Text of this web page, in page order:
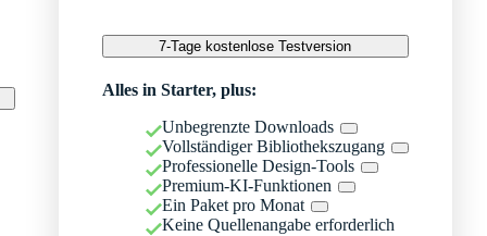
7-Tage kostenlose Testversion
Alles in Starter, plus:
Unbegrenzte Downloads
Vollständiger Bibliothekszugang
Professionelle Design-Tools
Premium-KI-Funktionen
Ein Paket pro Monat
Keine Quellenangabe erforderlich